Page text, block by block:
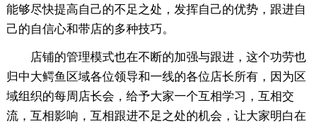
能够尽快提高自己的不足之处，发挥自己的优势，跟进自
己的自信心和带店的多种技巧。
店铺的管理模式也在不断的加强与跟进，这个功劳也
归中大鳄鱼区域各位领导和一线的各位店长所有，因为区
域组织的每周店长会，给予大家一个互相学习，互相交
流，互相影响，互相跟进不足之处的机会，让大家明白在